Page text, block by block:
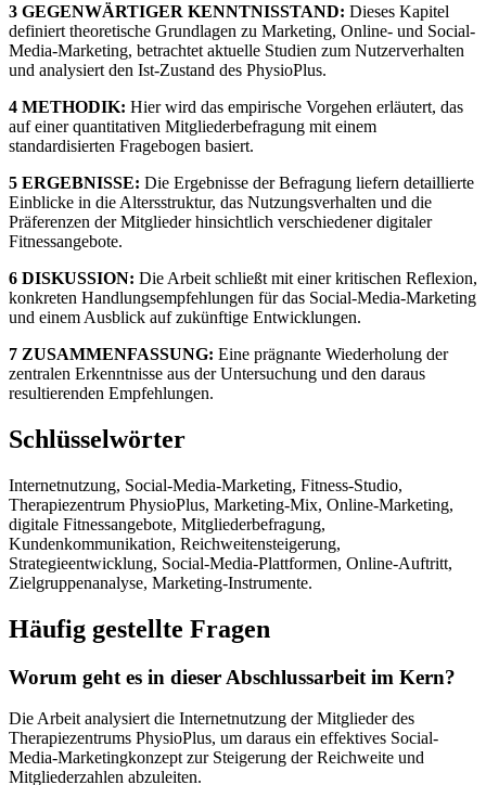
3 GEGENWÄRTIGER KENNTNISSTAND: Dieses Kapitel
definiert theoretische Grundlagen zu Marketing, Online- und Social-
Media-Marketing, betrachtet aktuelle Studien zum Nutzerverhalten
und analysiert den Ist-Zustand des PhysioPlus.
4 METHODIK: Hier wird das empirische Vorgehen erläutert, das
auf einer quantitativen Mitgliederbefragung mit einem
standardisierten Fragebogen basiert.
5 ERGEBNISSE: Die Ergebnisse der Befragung liefern detaillierte
Einblicke in die Altersstruktur, das Nutzungsverhalten und die
Präferenzen der Mitglieder hinsichtlich verschiedener digitaler
Fitnessangebote.
6 DISKUSSION: Die Arbeit schließt mit einer kritischen Reflexion,
konkreten Handlungsempfehlungen für das Social-Media-Marketing
und einem Ausblick auf zukünftige Entwicklungen.
7 ZUSAMMENFASSUNG: Eine prägnante Wiederholung der
zentralen Erkenntnisse aus der Untersuchung und den daraus
resultierenden Empfehlungen.
Schlüsselwörter
Internetnutzung, Social-Media-Marketing, Fitness-Studio,
Therapiezentrum PhysioPlus, Marketing-Mix, Online-Marketing,
digitale Fitnessangebote, Mitgliederbefragung,
Kundenkommunikation, Reichweitensteigerung,
Strategieentwicklung, Social-Media-Plattformen, Online-Auftritt,
Zielgruppenanalyse, Marketing-Instrumente.
Häufig gestellte Fragen
Worum geht es in dieser Abschlussarbeit im Kern?
Die Arbeit analysiert die Internetnutzung der Mitglieder des
Therapiezentrums PhysioPlus, um daraus ein effektives Social-
Media-Marketingkonzept zur Steigerung der Reichweite und
Mitgliederzahlen abzuleiten.